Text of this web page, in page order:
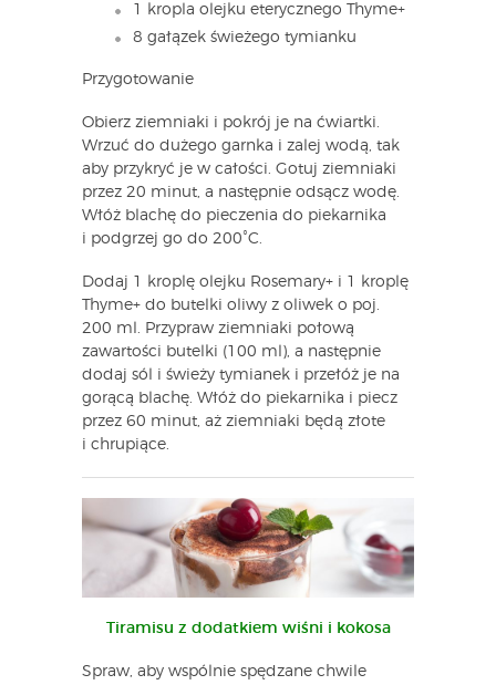
1 kropla olejku eterycznego Thyme+
8 gałązek świeżego tymianku
Przygotowanie
Obierz ziemniaki i pokrój je na ćwiartki.
Wrzuć do dużego garnka i zalej wodą, tak
aby przykryć je w całości. Gotuj ziemniaki
przez 20 minut, a następnie odsącz wodę.
Włóż blachę do pieczenia do piekarnika
i podgrzej go do 200˚C.
Dodaj 1 kroplę olejku Rosemary+ i 1 kroplę
Thyme+ do butelki oliwy z oliwek o poj.
200 ml. Przypraw ziemniaki połową
zawartości butelki (100 ml), a następnie
dodaj sól i świeży tymianek i przełóż je na
gorącą blachę. Włóż do piekarnika i piecz
przez 60 minut, aż ziemniaki będą złote
i chrupiące.
Tiramisu z dodatkiem wiśni i kokosa
Spraw, aby wspólnie spędzane chwile